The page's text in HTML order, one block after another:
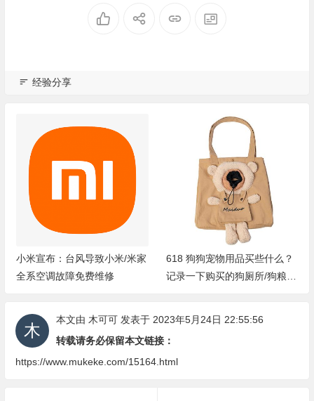
经验分享
618 狗狗宠物用品买些什么？
记录一下购买的狗厕所/狗粮/
科大讯飞星火认知大模型发
布：中文超越 ChatGPT，英文
本文由 木可可发表于 2023年5月24日 22:55:56
转载请务必保留本文链接：
https://www.mukeke.com/15164.html